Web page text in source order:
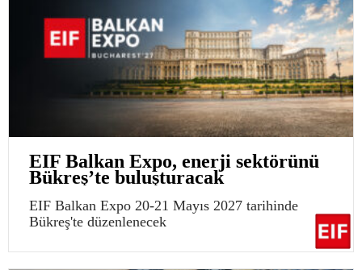
EIF Balkan Expo, enerji sektörünü
Bükreş’te buluşturacak
EIF Balkan Expo 20-21 Mayıs 2027 tarihinde
Bükreş'te düzenlenecek